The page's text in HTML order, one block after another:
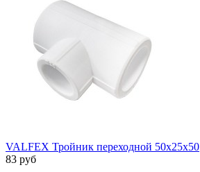
VALFEX Тройник переходной 50х25х50
83 руб